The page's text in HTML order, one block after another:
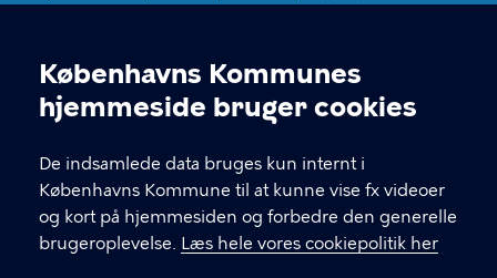
Cookieindstillinger
Københavns Kommunes
hjemmeside bruger cookies
De indsamlede data bruges kun internt i
Københavns Kommune til at kunne vise fx videoer
og kort på hjemmesiden og forbedre den generelle
brugeroplevelse. Læs hele vores cookiepolitik her
60 37 80 58
EAN: 5798009800411
LINKS
Kontakt os